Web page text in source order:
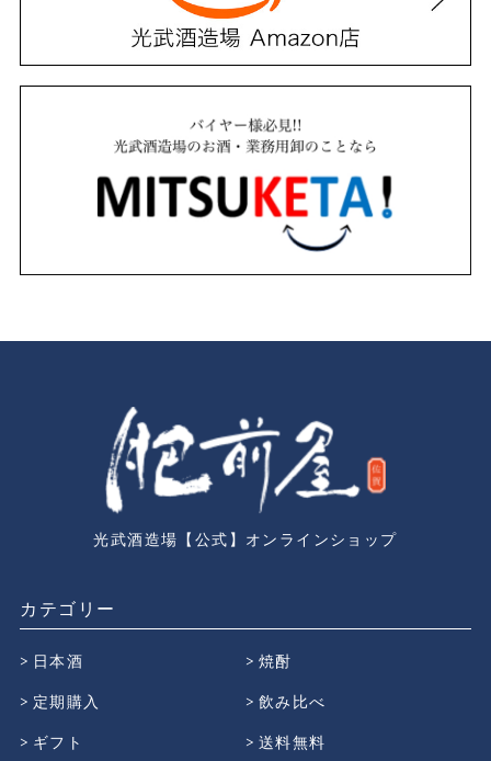
光武酒造場【公式】オンラインショップ
カテゴリー
日本酒
焼酎
定期購入
飲み比べ
ギフト
送料無料